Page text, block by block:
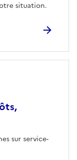
situation.
sur service-